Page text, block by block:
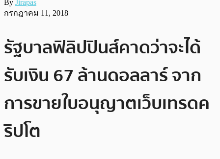
By Jirapas
กรกฎาคม 11, 2018
รัฐบาลฟิลิปปินส์คาดว่าจะได้
รับเงิน 67 ล้านดอลลาร์ จาก
การขายใบอนุญาตเว็บเทรดค
ริปโต